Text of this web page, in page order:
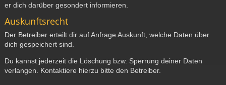
er dich darüber gesondert informieren.
Auskunftsrecht
Der Betreiber erteilt dir auf Anfrage Auskunft, welche Daten über
dich gespeichert sind.
Du kannst jederzeit die Löschung bzw. Sperrung deiner Daten
verlangen. Kontaktiere hierzu bitte den Betreiber.